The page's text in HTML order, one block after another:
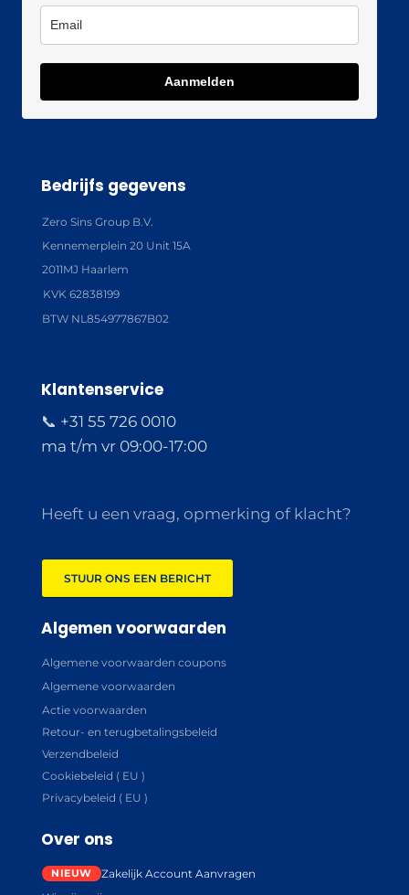
Aanmelden
Bedrijfs gegevens
Zero Sins Group B.V.
Kennemerplein 20 Unit 15A
2011MJ Haarlem
KVK 62838199
BTW NL854977867B02
Klantenservice
📞 +31 55 726 0010
ma t/m vr 09:00-17:00
Heeft u een vraag, opmerking of klacht?
STUUR ONS EEN BERICHT
Algemen voorwaarden
Algemene voorwaarden coupons
Algemene voorwaarden
Actie voorwaarden
Retour- en terugbetalingsbeleid
Verzendbeleid
Cookiebeleid ( EU )
Privacybeleid ( EU )
Over ons
Zakelijk Account Aanvragen